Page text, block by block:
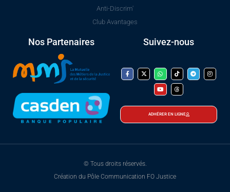
Anti-Discrim'
Club Avantages
Nos Partenaires Suivez-nous
ADHÉRER EN LIGNE
© Tous droits réservés.
Création du Pôle Communication FO Justice